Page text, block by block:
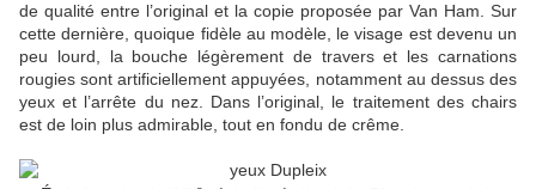
de qualité entre l’original et la copie proposée par Van Ham. Sur
cette dernière, quoique fidèle au modèle, le visage est devenu un
peu lourd, la bouche légèrement de travers et les carnations
rougies sont artificiellement appuyées, notamment au dessus des
yeux et l’arrête du nez. Dans l’original, le traitement des chairs
est de loin plus admirable, tout en fondu de crême.